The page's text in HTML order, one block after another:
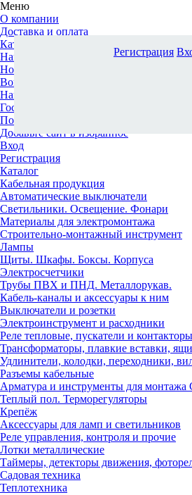
Меню
О компании
Доставка и оплата
Каталог
Наши офисы
Новости и новинки
Вопрос-ответ
Наша команда
Гос. заказчикам
Поставщикам
Добавьте сайт в избранное
Вход
Регистрация
Каталог
Кабельная продукция
Автоматические выключатели
Светильники. Освещение. Фонари
Материалы для электромонтажа
Строительно-монтажный инструмент
Лампы
Щиты. Шкафы. Боксы. Корпуса
Электросчетчики
Трубы ПВХ и ПНД. Металлорукав.
Кабель-каналы и аксессуары к ним
Выключатели и розетки
Электроинструмент и расходники
Реле тепловые, пускатели и контакторы
Трансформаторы, плавкие вставки,
Удлинители, колодки, переходники,
Разъемы кабельные
Арматура и инструменты для
Теплый пол. Терморегуляторы
Крепёж
Аксессуары для ламп и светильников
Реле управления, контроля и прочие
Лотки металлические
Таймеры, детекторы движения,
Садовая техника
Теплотехника
Регистрация